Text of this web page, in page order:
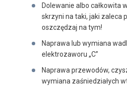
Dolewanie albo całkowita
skrzyni na taki, jaki zaleca
oszczędzaj na tym!
Naprawa lub wymiana
elektrozaworu „C”
Naprawa przewodów,
wymiana zaśniedziałych